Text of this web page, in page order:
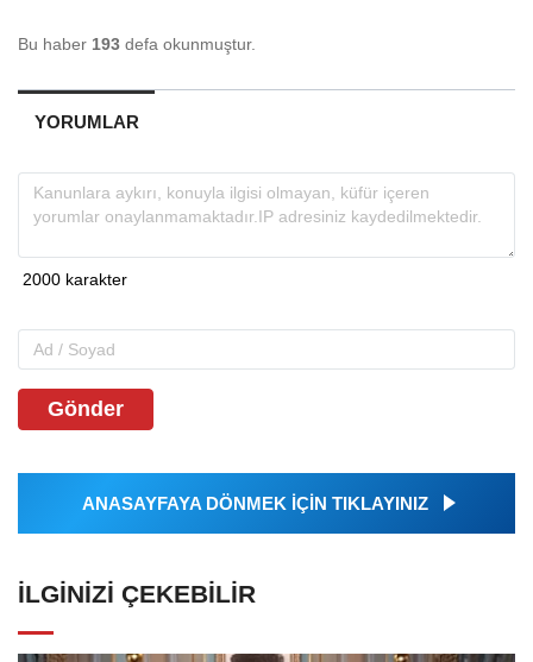
Bu haber 193 defa okunmuştur.
YORUMLAR
Gönder
ANASAYFAYA DÖNMEK İÇİN TIKLAYINIZ
İLGINIZI ÇEKEBILIR